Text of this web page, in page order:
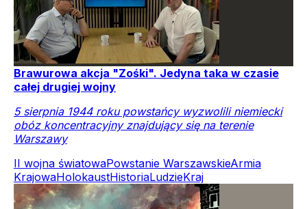
Brawurowa akcja "Zośki". Jedyna taka w czasie
całej drugiej wojny
5 sierpnia 1944 roku powstańcy wyzwolili niemiecki
obóz koncentracyjny znajdujący się na terenie
Warszawy
II wojna światowaPowstanie WarszawskieArmia
KrajowaHolokaustHistoriaLudzieKraj